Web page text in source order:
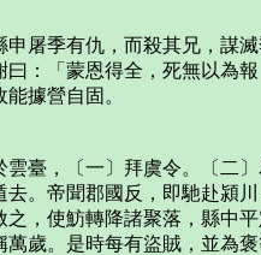
季有仇，而殺其兄，謀
：「蒙恩得全，死無以為
據營自固。
，〔一〕拜虞令。〔二
。帝聞郡國反，即馳赴潁
，使魴轉降諸聚落，縣中
歲。是時每有盜賊，並為褒